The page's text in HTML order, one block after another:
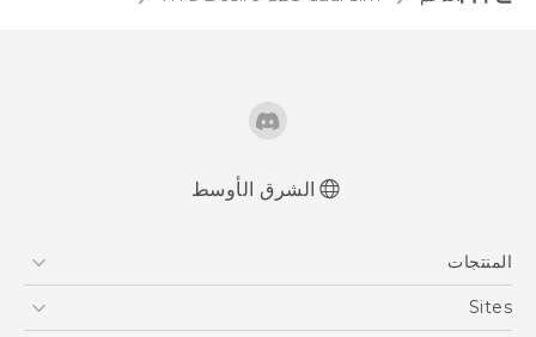
العربية - دلیل السلامة والمعلومات التنظیمیة
réglementation
الشرق الأوسط
المنتجات
5G
Sites